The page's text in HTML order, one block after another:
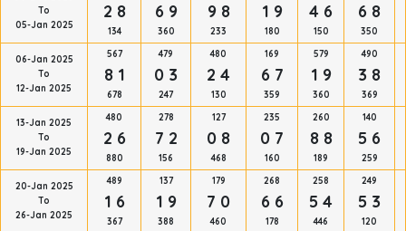
To
05-Jan 2025
2 8
134
6 9
360
9 8
233
1 9
180
4 6
150
6 8
350
06-Jan 2025
To
12-Jan 2025
567
8 1
678
479
0 3
247
480
2 4
130
169
6 7
359
579
1 9
360
490
3 8
369
13-Jan 2025
To
19-Jan 2025
480
2 6
880
278
7 2
156
127
0 8
468
235
0 7
160
260
8 8
189
140
5 6
259
20-Jan 2025
To
26-Jan 2025
489
1 6
367
137
1 9
388
179
7 0
460
268
6 6
178
258
5 4
446
249
5 3
120